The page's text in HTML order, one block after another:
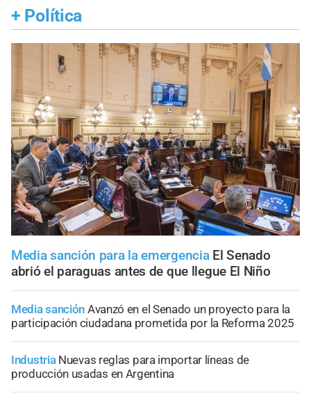
+ Política
Media sanción para la emergencia El Senado
abrió el paraguas antes de que llegue El Niño
Media sanción Avanzó en el Senado un proyecto para la
participación ciudadana prometida por la Reforma 2025
Industria Nuevas reglas para importar líneas de
producción usadas en Argentina